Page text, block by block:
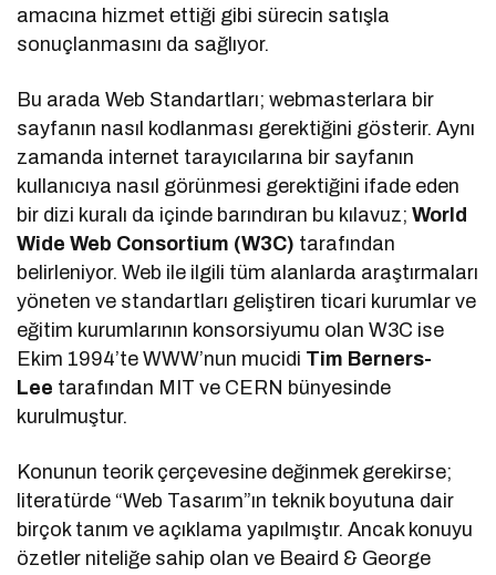
amacına hizmet ettiği gibi sürecin satışla
sonuçlanmasını da sağlıyor.
Bu arada Web Standartları; webmasterlara bir
sayfanın nasıl kodlanması gerektiğini gösterir. Aynı
zamanda internet tarayıcılarına bir sayfanın
kullanıcıya nasıl görünmesi gerektiğini ifade eden
bir dizi kuralı da içinde barındıran bu kılavuz;World
Wide Web Consortium (W3C) tarafından
belirleniyor. Web ile ilgili tüm alanlarda araştırmaları
yöneten ve standartları geliştiren ticari kurumlar ve
eğitim kurumlarının konsorsiyumu olan W3C ise
Ekim 1994’te WWW’nun mucidi Tim Berners-
Lee tarafından MIT ve CERN bünyesinde
kurulmuştur.
Konunun teorik çerçevesine değinmek gerekirse;
literatürde “Web Tasarım”ın teknik boyutuna dair
birçok tanım ve açıklama yapılmıştır. Ancak konuyu
özetler niteliğe sahip olan ve Beaird & George